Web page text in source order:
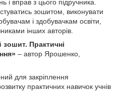
і вправ з цього підручника.
зошитом, виконувати
і здобувачкам освіти,
інших авторів.
зошит. Практичні
– автор Ярошенко,
для закріплення
практичних навичок учнів